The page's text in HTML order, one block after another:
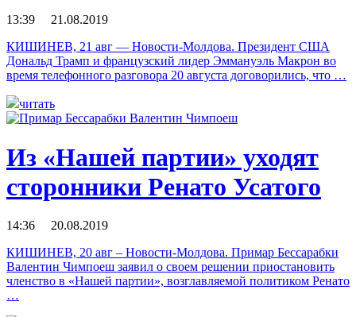
13:39 21.08.2019
КИШИНЕВ, 21 авг — Новости-Молдова. Президент США
Дональд Трамп и французский лидер Эммануэль Макрон во
время телефонного разговора 20 августа договорились, что …
читать
Из «Нашей партии» уходят
сторонники Ренато Усатого
14:36 20.08.2019
КИШИНЕВ, 20 авг – Новости-Молдова. Примар Бессарабки
Валентин Чимпоеш заявил о своем решении приостановить
членство в «Нашей партии», возглавляемой политиком Ренато
…